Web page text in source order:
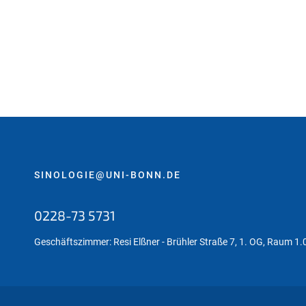
SINOLOGIE@UNI-BONN.DE
0228-73 5731
Geschäftszimmer: Resi Elßner - Brühler Straße 7, 1. OG, Raum